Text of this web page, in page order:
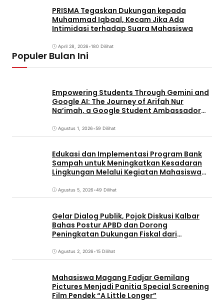
PRISMA Tegaskan Dukungan kepada
Muhammad Iqbaal, Kecam Jika Ada
Intimidasi terhadap Suara Mahasiswa
April 28, 2026•180 Dilihat
Populer Bulan Ini
Empowering Students Through Gemini and
Google AI: The Journey of Arifah Nur
Na’imah, a Google Student Ambassador
Pignatelli Triputra
Agustus 1, 2026•59 Dilihat
Edukasi dan Implementasi Program Bank
Sampah untuk Meningkatkan Kesadaran
Lingkungan Melalui Kegiatan Mahasiswa
Agustus 5, 2026•49 Dilihat
Gelar Dialog Publik, Pojok Diskusi Kalbar
Bahas Postur APBD dan Dorong
Peningkatan Dukungan Fiskal dari
Agustus 2, 2026•15 Dilihat
Mahasiswa Magang Fadjar Gemilang
Pictures Menjadi Panitia Special Screening
Film Pendek “A Little Longer”